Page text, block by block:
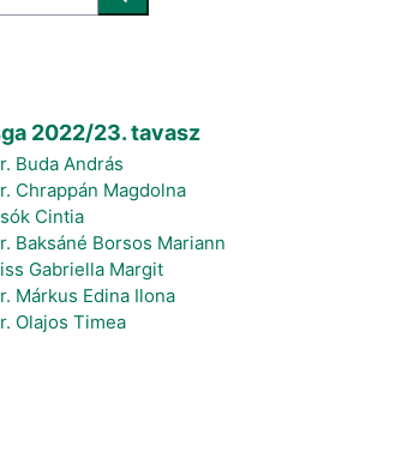
Zoek cursussen
2022/23. tavasz
Buda András
Chrappán Magdolna
Cintia
Baksáné Borsos Mariann
Gabriella Margit
Márkus Edina Ilona
Olajos Timea